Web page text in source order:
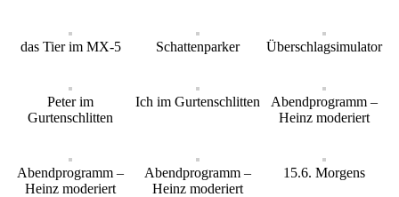
das Tier im MX-5 Schattenparker Überschlagsimulator
Peter im
Gurtenschlitten
Ich im Gurtenschlitten
Abendprogramm –
Heinz moderiert
Abendprogramm –
Heinz moderiert
Abendprogramm –
Heinz moderiert
15.6. Morgens